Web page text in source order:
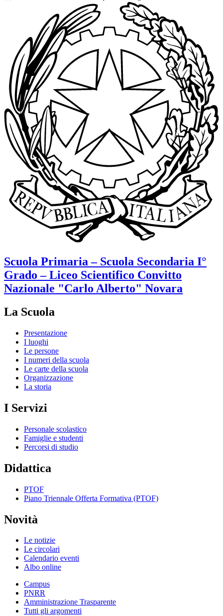
Scuola Primaria – Scuola Secondaria I°
Grado – Liceo Scientifico Convitto
Nazionale "Carlo Alberto" Novara
La Scuola
Presentazione
I luoghi
Le persone
I numeri della scuola
Le carte della scuola
Organizzazione
La storia
I Servizi
Personale scolastico
Famiglie e studenti
Percorsi di studio
Didattica
PTOF
Piano Triennale Offerta Formativa (PTOF)
Novità
Le notizie
Le circolari
Calendario eventi
Albo online
Campus
PNRR
Amministrazione Trasparente
Tutti gli argomenti